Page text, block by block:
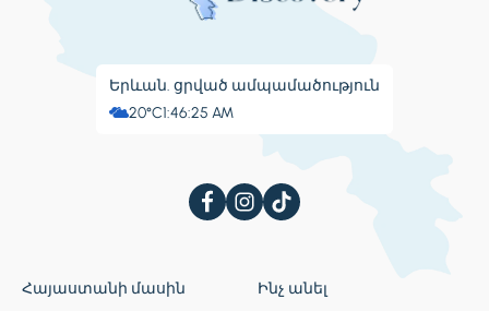
Երևան. ցրված ամպամածություն
20°C1:46:26 AM
Հայաստանի մասին Ինչ անել